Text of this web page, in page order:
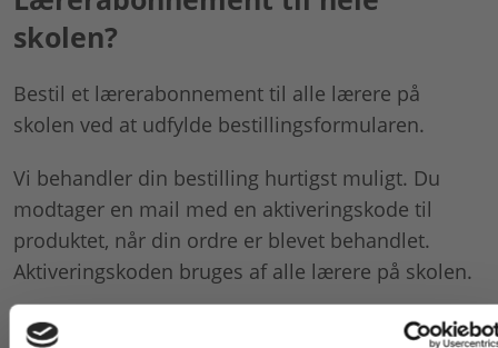
skolen?
Bestil et lærerabonnement til alle lærere på
skolen ved at udfylde bestillingsformularen.
Vi behandler din bestilling hurtigst muligt. Du
modtager en mail med en aktiveringskode til
produktet, når din ordre er blevet behandlet.
Aktiveringskoden bruges af alle lærere på skolen.